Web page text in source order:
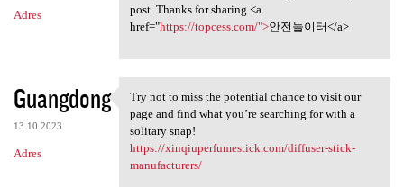
Adres
post. Thanks for sharing <a
href="https://topcess.com/">안전놀이터</a>
Guangdong
13.10.2023
Adres
Try not to miss the potential
Try not to miss the potential chance to visit our
page and find what you’re searching for with a
solitary snap!
https://xinqiuperfumestick.com/diffuser-stick-
manufacturers/